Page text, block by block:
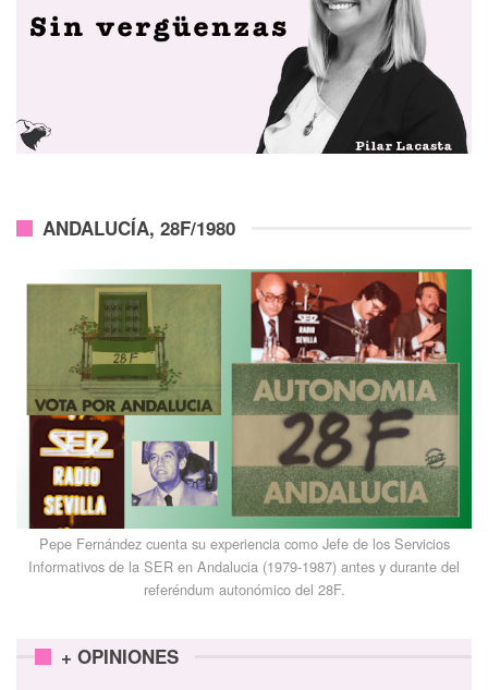
ANDALUCÍA, 28F/1980
Pepe Fernández cuenta su experiencia como Jefe de los Servicios
Informativos de la SER en Andalucia (1979-1987) antes y durante del
referéndum autonómico del 28F.
+ OPINIONES